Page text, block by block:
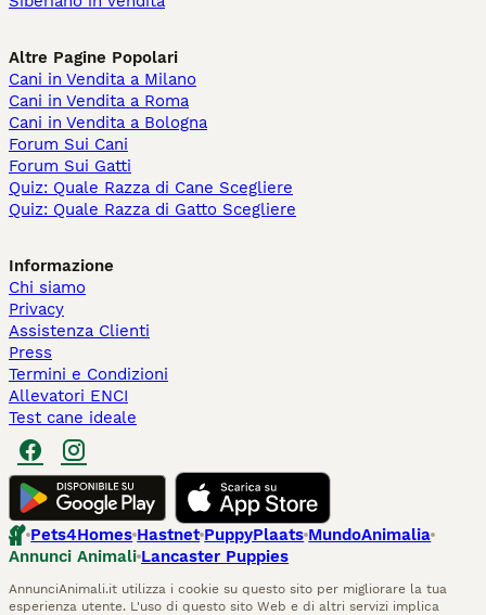
Altre Pagine Popolari
Cani in Vendita a Milano
Cani in Vendita a Roma
Cani in Vendita a Bologna
Forum Sui Cani
Forum Sui Gatti
Quiz: Quale Razza di Cane Scegliere
Quiz: Quale Razza di Gatto Scegliere
Informazione
Chi siamo
Privacy
Assistenza Clienti
Press
Termini e Condizioni
Allevatori ENCI
Test cane ideale
Pets4Homes Hastnet PuppyPlaats MundoAnimalia
Annunci Animali Lancaster Puppies
AnnunciAnimali.it utilizza i cookie su questo sito per migliorare la tua
esperienza utente. L'uso di questo sito Web e di altri servizi implica